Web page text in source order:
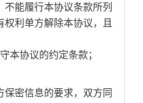
能履行本协议条款所列
利单方解除本协议，且
本协议的约定条款；
密信息的要求，双方同